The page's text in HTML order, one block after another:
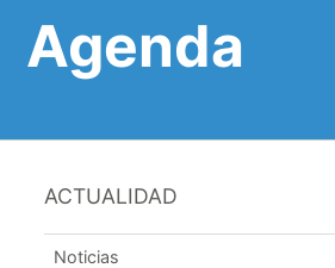
Agenda
ACTUALIDAD
Noticias